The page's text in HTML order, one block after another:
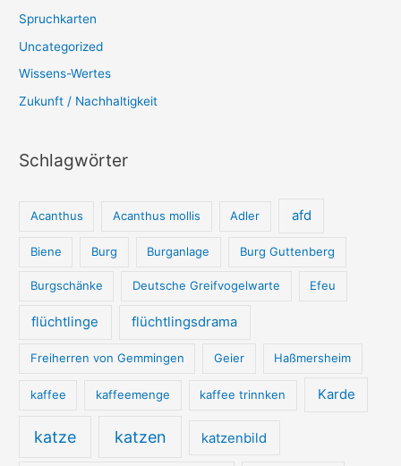
Spruchkarten
Uncategorized
Wissens-Wertes
Zukunft / Nachhaltigkeit
Schlagwörter
Acanthus Acanthus mollis Adler afd
Biene Burg Burganlage Burg Guttenberg
Burgschänke Deutsche Greifvogelwarte Efeu
flüchtlinge flüchtlingsdrama
Freiherren von Gemmingen Geier Haßmersheim
kaffee kaffeemenge kaffee trinnken Karde
katze katzen katzenbild